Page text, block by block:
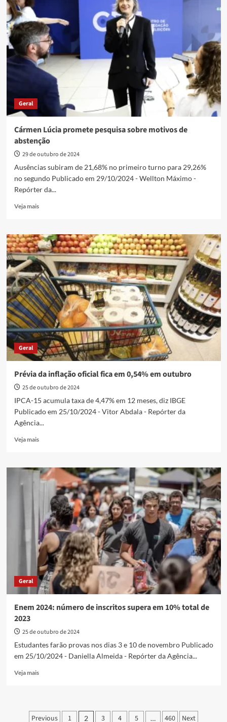
previsão
da
inflação
de
4,5%
para
4,55%
Geral
Cármen Lúcia promete pesquisa sobre motivos de
abstenção
29 de outubro de 2024
Ausências subiram de 21,68% no primeiro turno para 29,26%
no segundo Publicado em 29/10/2024 - Wellton Máximo -
Repórter da...
Veja maisRead
Cármen
Lúcia
promete
pesquisa
sobre
motivos
de
abstenção
Geral
Prévia da inflação oficial fica em 0,54% em outubro
25 de outubro de 2024
IPCA-15 acumula taxa de 4,47% em 12 meses, diz IBGE
Publicado em 25/10/2024 - Vitor Abdala - Repórter da
Agência...
Veja maisRead
Prévia
da
inflação
oficial
0,54%
em
outubro
Geral
Enem 2024: número de inscritos supera em 10% total de
2023
25 de outubro de 2024
Estudantes farão provas nos dias 3 e 10 de novembro Publicado
em 25/10/2024 - Daniella Almeida - Repórter da Agência...
Veja maisRead
2024:
número
Previous 1 2 3 4 5 … 460 Next